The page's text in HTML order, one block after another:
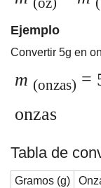
Ejemplo
Convertir 5g en
m (onzas) =
onzas
Tabla de
Gramos (g)